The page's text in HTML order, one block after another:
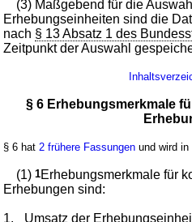
(3) Maßgebend für die
Erhebungseinheiten sind die
nach § 13 Absatz 1 des
Zeitpunkt der Auswahl
§ 6 Erhebungsmerkmale
§ 6 hat 2 frühere Fassungen und wird in
(1)1Erhebungsmerkmale für
Erhebungen sind:
1.
Umsatz der